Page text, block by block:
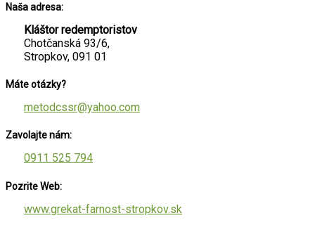
Naša adresa:
Kláštor redemptoristov
Chotčanská 93/6,
Stropkov, 091 01
Máte otázky?
metodcssr@yahoo.com
Zavolajte nám:
0911 525 794
Pozrite Web:
www.grekat-farnost-stropkov.sk